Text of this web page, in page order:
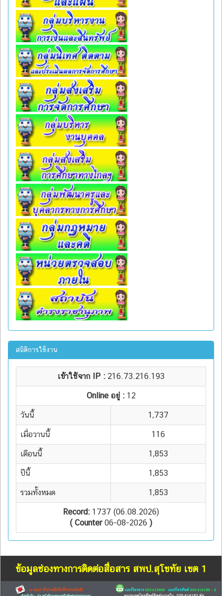
สถิติการใช้งาน
เข้าใช้จาก IP : 216.73.216.193
Online อยู่ : 12
วันนี้ 1,737
เมื่อวานนี้ 116
เดือนนี้ 1,853
ปีนี้ 1,853
รวมทั้งหมด 1,853
Record: 1737 (06.08.2026)
( Counter06-08-2026 )
ข้อมูลช่องทางการติดต่อสื่อสาร สพป.สุโขทัย เขต 1